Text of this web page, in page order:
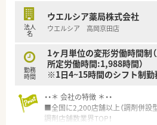
法人
名
ウエルシア薬局株式会社
ウエルシア 高岡京田店
勤務
時間
1ヶ月単位の変形労働時間制
所定労働時間:1,988時間）
※1日4~15時間のシフト制勤
・・＊ 会社の特徴 ＊・・
■全国に2,200店舗以上（調剤併設
調剤店舗数業界TOP！